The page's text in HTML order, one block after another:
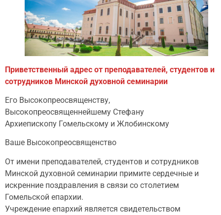
Приветственный адрес от преподавателей, студентов и
сотрудников Минской духовной семинарии
Его Высокопреосвященству,
Высокопреосвященнейшему Стефану
Архиепископу Гомельскому и Жлобинскому
Ваше Высокопреосвященство
От имени преподавателей, студентов и сотрудников
Минской духовной семинарии примите сердечные и
искренние поздравления в связи со столетием
Гомельской епархии.
Учреждение епархий является свидетельством